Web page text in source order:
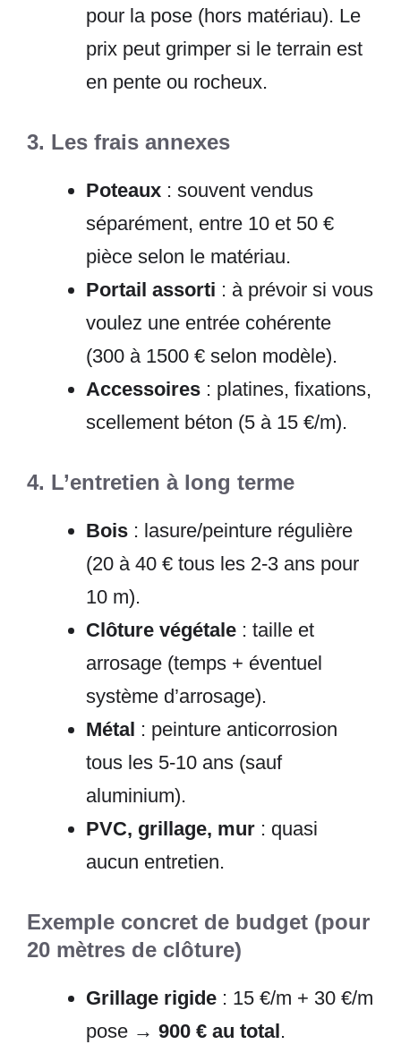
pour la pose (hors matériau). Le
prix peut grimper si le terrain est
en pente ou rocheux.
3. Les frais annexes
Poteaux : souvent vendus
séparément, entre 10 et 50 €
pièce selon le matériau.
Portail assorti : à prévoir si vous
voulez une entrée cohérente
(300 à 1500 € selon modèle).
Accessoires : platines, fixations,
scellement béton (5 à 15 €/m).
4. L’entretien à long terme
Bois : lasure/peinture régulière
(20 à 40 € tous les 2-3 ans pour
10 m).
Clôture végétale : taille et
arrosage (temps + éventuel
système d’arrosage).
Métal : peinture anticorrosion
tous les 5-10 ans (sauf
aluminium).
PVC, grillage, mur : quasi
aucun entretien.
Exemple concret de budget (pour
20 mètres de clôture)
Grillage rigide : 15 €/m + 30 €/m
pose → 900 € au total.